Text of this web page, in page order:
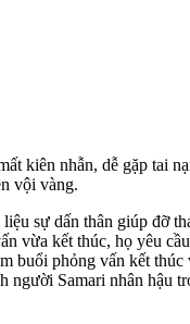
kiên nhẫn, dễ gặp tai
vội vàng.
sự dấn thân giúp đỡ
vừa kết thúc, họ yêu
buổi phỏng vấn kết
Samari nhân